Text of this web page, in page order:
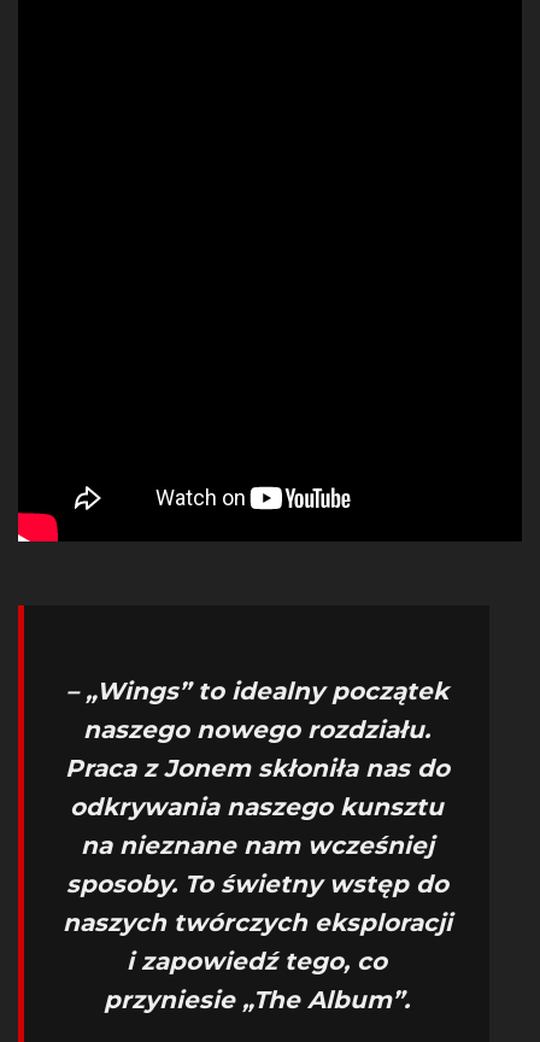
– „Wings” to idealny początek
naszego nowego rozdziału.
Praca z Jonem skłoniła nas do
odkrywania naszego kunsztu
na nieznane nam wcześniej
sposoby. To świetny wstęp do
naszych twórczych eksploracji
i zapowiedź tego, co
przyniesie „The Album”.